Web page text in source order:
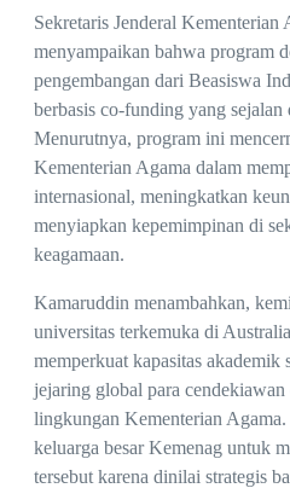
Sekretaris Jenderal
menyampaikan bahwa program
pengembangan dari Beasiswa
berbasis co-funding yang sejalan
Menurutnya, program ini
Kementerian Agama dalam
internasional, meningkatkan
menyiapkan kepemimpinan di
keagamaan.
Kamaruddin menambahkan,
universitas terkemuka di
memperkuat kapasitas akademik
jejaring global para
lingkungan Kementerian
keluarga besar Kemenag untuk
tersebut karena dinilai strategis